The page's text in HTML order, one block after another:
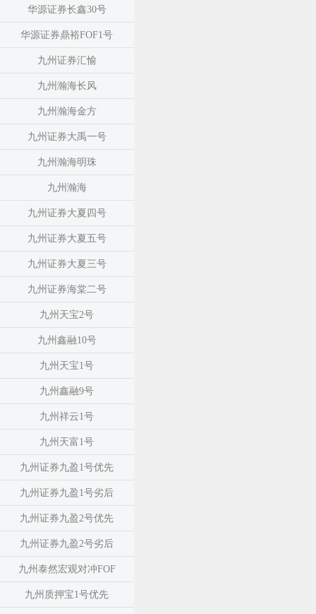
华源证券长鑫30号
华源证券鼎裕FOF1号
九州证券汇愉
九州瀚海长风
九州瀚海金方
九州证券大禹一号
九州瀚海明珠
九州瀚海
九州证券大夏四号
九州证券大夏五号
九州证券大夏三号
九州证券海棠二号
九州天宝2号
九州鑫融10号
九州天宝1号
九州鑫融9号
九州祥云1号
九州天富1号
九州证券九盈1号优先
九州证券九盈1号劣后
九州证券九盈2号优先
九州证券九盈2号劣后
九州泰然宏观对冲FOF
九州质押宝1号优先